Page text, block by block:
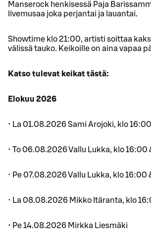
Manserock henkisessä Paja
livemusaa joka perjantai ja lauantai.
Showtime klo 21:00, artisti soittaa
välissä tauko. Keikoille on aina vapaa
Katso tulevat keikat tästä:
Elokuu 2026
• La 01.08.2026 Sami Arojoki, klo
• To 06.08.2026 Vallu Lukka, klo 16:00
• Pe 07.08.2026 Vallu Lukka, klo 16:00
• La 08.08.2026 Mikko Itäranta, klo
• Pe 14.08.2026 Mirkka Liesmäki